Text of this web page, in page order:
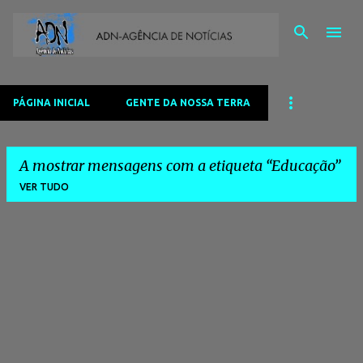
PÁGINA INICIAL GENTE DA NOSSA TERRA
A mostrar mensagens com a etiqueta Educação
VER TUDO